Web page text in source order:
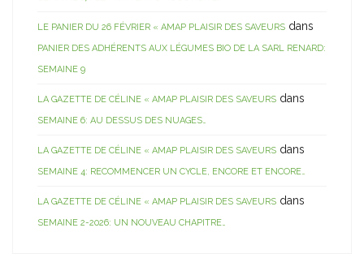
LE PANIER DU 26 FÉVRIER « AMAP PLAISIR DES SAVEURS dans
PANIER DES ADHÉRENTS AUX LÉGUMES BIO DE LA SARL RENARD:
SEMAINE 9
LA GAZETTE DE CÉLINE « AMAP PLAISIR DES SAVEURS dans
SEMAINE 6: AU DESSUS DES NUAGES…
LA GAZETTE DE CÉLINE « AMAP PLAISIR DES SAVEURS dans
SEMAINE 4: RECOMMENCER UN CYCLE, ENCORE ET ENCORE…
LA GAZETTE DE CÉLINE « AMAP PLAISIR DES SAVEURS dans
SEMAINE 2-2026: UN NOUVEAU CHAPITRE…